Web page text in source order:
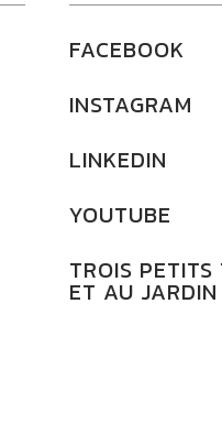
FACEBOOK
INSTAGRAM
LINKEDIN
YOUTUBE
TROIS
ET AU JARDIN